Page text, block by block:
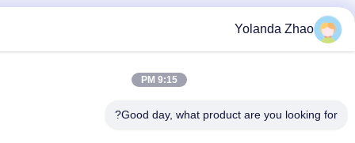
Yolanda Zhao
Good day, what product are you looking